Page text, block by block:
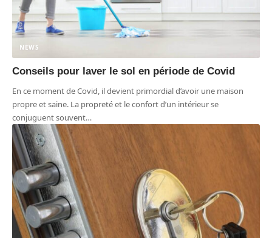
NEWS
Conseils pour laver le sol en période de Covid
En ce moment de Covid, il devient primordial d’avoir une maison
propre et saine. La propreté et le confort d’un intérieur se
conjuguent souvent…